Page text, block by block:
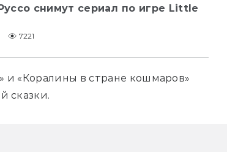
снимут сериал по игре Little
7221
и «Коралины в стране кошмаров»
сказки.